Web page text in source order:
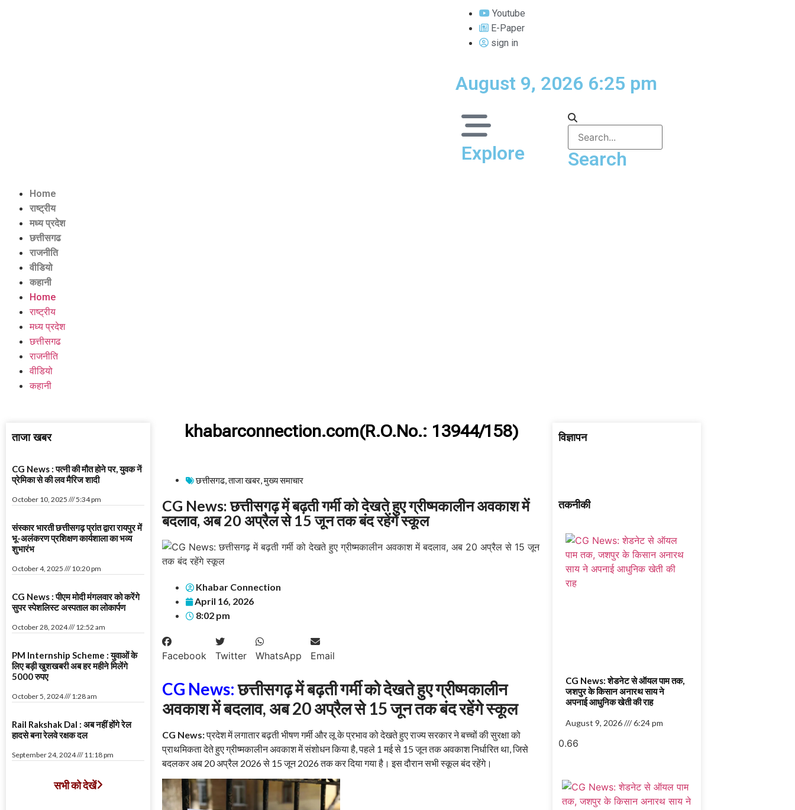
Youtube
E-Paper
sign in
August 9, 2026 6:25 pm
Explore Search
Home
राष्ट्रीय
मध्य प्रदेश
छत्तीसगढ
राजनीति
वीडियो
कहानी
Home
राष्ट्रीय
मध्य प्रदेश
छत्तीसगढ
राजनीति
वीडियो
कहानी
ताजा खबर
CG News : पत्नी की मौत होने पर, युवक नें
प्रेमिका से की लव मैरिज शादी
October 10, 2025 5:34 pm
संस्कार भारती छत्तीसगढ़ प्रांत द्वारा रायपुर में
भू-अलंकरण प्रशिक्षण कार्यशाला का भव्य
शुभारंभ
October 4, 2025 10:20 pm
CG News : पीएम मोदी मंगलवार को करेंगे
सुपर स्पेशलिस्ट अस्पताल का लोकार्पण
October 28, 2024 12:52 am
PM Internship Scheme : युवाओं के
लिए बड़ी खुशखबरी अब हर महीने मिलेंगे
5000 रुपए
October 5, 2024 1:28 am
Rail Rakshak Dal : अब नहीं होंगे रेल
हादसे बना रेलवे रक्षक दल
September 24, 2024 11:18 pm
सभी को देखें
khabarconnection.com(R.O.No.: 13944/158)
छत्तीसगढ,ताजा खबर,मुख्य समाचार​
CG News: छत्तीसगढ़ में बढ़ती गर्मी को देखते हुए ग्रीष्मकालीन अवकाश में
बदलाव, अब 20 अप्रैल से 15 जून तक बंद रहेंगे स्कूल
Khabar Connection
April 16, 2026
8:02 pm
Facebook Twitter WhatsApp Email
CG News:छत्तीसगढ़ में बढ़ती गर्मी को देखते हुए ग्रीष्मकालीन
अवकाश में बदलाव, अब 20 अप्रैल से 15 जून तक बंद रहेंगे स्कूल
CG News:प्रदेश में लगातार बढ़ती भीषण गर्मी और लू के प्रभाव को देखते हुए राज्य सरकार ने बच्चों की सुरक्षा को
प्राथमिकता देते हुए ग्रीष्मकालीन अवकाश में संशोधन किया है, पहले 1 मई से 15 जून तक अवकाश निर्धारित था, जिसे
बदलकर अब 20 अप्रैल 2026 से 15 जून 2026 तक कर दिया गया है। इस दौरान सभी स्कूल बंद रहेंगे।
विज्ञापन
तकनीकी
CG News: शेडनेट से ऑयल पाम तक,
जशपुर के किसान अनारथ साय ने
अपनाई आधुनिक खेती की राह
August 9, 2026 6:24 pm